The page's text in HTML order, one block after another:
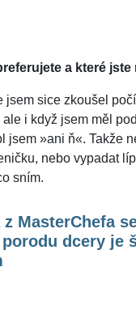
a které
sice zkoušel
i když jsem měl
jsem »ani ň«. Takže
nebo vypadat
sním.
z MasterChefa
porodu dcery je